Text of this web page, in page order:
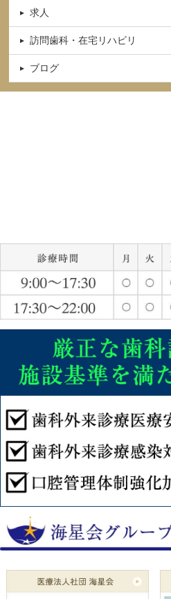
求人
訪問歯科・在宅リハビリ
ブログ